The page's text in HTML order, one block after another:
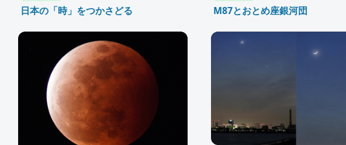
日本の「時」をつかさどる M87とおとめ座銀河団